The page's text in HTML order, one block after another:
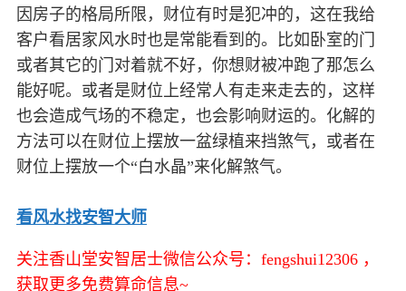
因房子的格局所限，财位有时是犯冲的，这在我给
客户看居家风水时也是常能看到的。比如卧室的门
或者其它的门对着就不好，你想财被冲跑了那怎么
能好呢。或者是财位上经常人有走来走去的，这样
也会造成气场的不稳定，也会影响财运的。化解的
方法可以在财位上摆放一盆绿植来挡煞气，或者在
财位上摆放一个“白水晶”来化解煞气。
看风水找安智大师
关注香山堂安智居士微信公众号：fengshui12306 ，
获取更多免费算命信息~